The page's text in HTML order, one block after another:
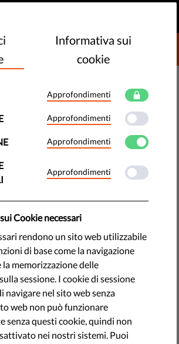
TO LIBERTIES
il presidente von der
premere
Informativa sui
cookie
Approfondimenti
Approfondimenti
Approfondimenti
Approfondimenti
Cookie necessari
rendono un sito web utilizzabile
di base come la navigazione
la memorizzazione delle
sessione. I cookie di sessione
navigare nel sito web senza
web non può funzionare
senza questi cookie, quindi non
nei nostri sistemi. Puoi